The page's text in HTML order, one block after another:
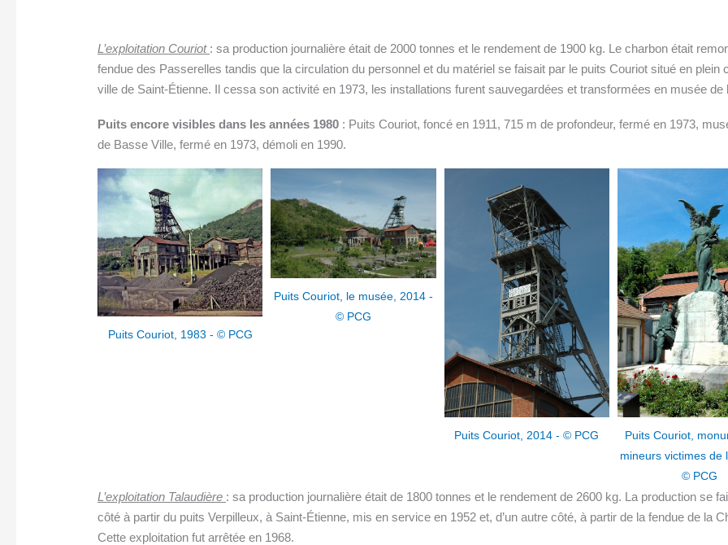
L’exploitation Couriot : sa production journalière était de 2000 tonnes et le rendement de 1900 kg. Le charbon était
fendue des Passerelles tandis que la circulation du personnel et du matériel se faisait par le puits Couriot situé en plein
ville de Saint-Étienne. Il cessa son activité en 1973, les installations furent sauvegardées et transformées en musée de
Puits encore visibles dans les années 1980 : Puits Couriot, foncé en 1911, 715 m de profondeur, fermé en 1973,
de Basse Ville, fermé en 1973, démoli en 1990.
Puits Couriot, le musée, 2014 -
© PCG
Puits Couriot, monument aux
Puits Couriot, le
1983 - ©
L’exploitation Talaudière : sa production journalière était de 1800 tonnes et le rendement de 2600 kg. La production se
côté à partir du puits Verpilleux, à Saint-Étienne, mis en service en 1952 et, d’un autre côté, à partir de la fendue de la
Cette exploitation fut arrêtée en 1968.